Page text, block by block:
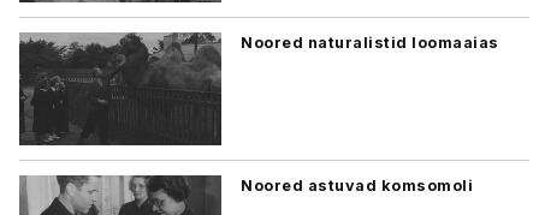
Noored naturalistid loomaaias
Noored astuvad komsomoli